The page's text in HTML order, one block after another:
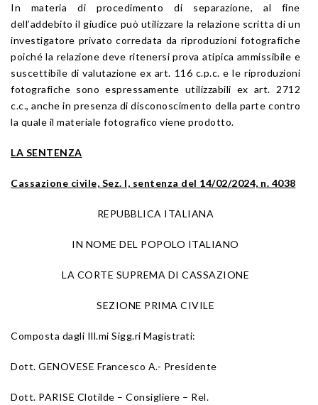
In materia di procedimento di separazione, al fine
dell’addebito il giudice può utilizzare la relazione scritta di un
investigatore privato corredata da riproduzioni fotografiche
poiché la relazione deve ritenersi prova atipica ammissibile e
suscettibile di valutazione ex art. 116 c.p.c. e le riproduzioni
fotografiche sono espressamente utilizzabili ex art. 2712
c.c., anche in presenza di disconoscimento della parte contro
la quale il materiale fotografico viene prodotto.
LA SENTENZA
Cassazione civile, Sez. I, sentenza del 14/02/2024, n. 4038
REPUBBLICA ITALIANA
IN NOME DEL POPOLO ITALIANO
LA CORTE SUPREMA DI CASSAZIONE
SEZIONE PRIMA CIVILE
Composta dagli Ill.mi Sigg.ri Magistrati:
Dott. GENOVESE Francesco A.- Presidente
Dott. PARISE Clotilde – Consigliere – Rel.